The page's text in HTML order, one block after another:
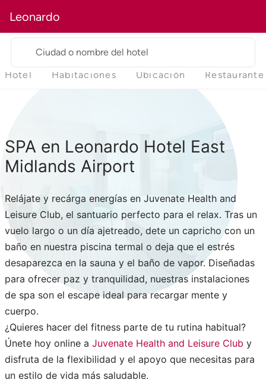
Leonardo
Ciudad o nombre del hotel
Hotel Habitaciones Ubicación Restaurante
SPA en Leonardo Hotel East
Midlands Airport
Relájate y recárga energías en Juvenate Health and
Leisure Club, el santuario perfecto para el relax. Tras un
vuelo largo o un día ajetreado, dete un capricho con un
baño en nuestra piscina termal o deja que el estrés
desaparezca en la sauna y el baño de vapor. Diseñadas
para ofrecer paz y tranquilidad, nuestras instalaciones
de spa son el escape ideal para recargar mente y
cuerpo.
¿Quieres hacer del fitness parte de tu rutina habitual?
Únete hoy online a Juvenate Health and Leisure Club y
disfruta de la flexibilidad y el apoyo que necesitas para
un estilo de vida más saludable.